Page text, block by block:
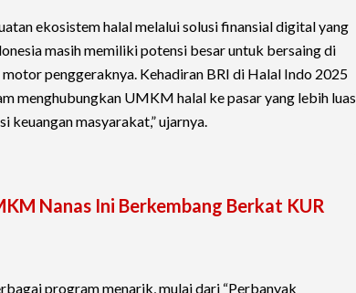
ekosistem halal melalui solusi finansial digital yang
masih memiliki potensi besar untuk bersaing di
penggeraknya. Kehadiran BRI di Halal Indo 2025
menghubungkan UMKM halal ke pasar yang lebih luas
keuangan masyarakat,” ujarnya.
Nanas Ini Berkembang Berkat KUR
program menarik, mulai dari “Perbanyak